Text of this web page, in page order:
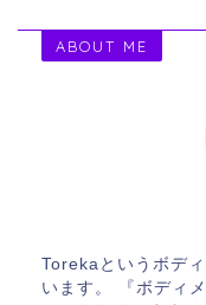
ABOUT ME
Torekaというボデ
います。 『ボディ